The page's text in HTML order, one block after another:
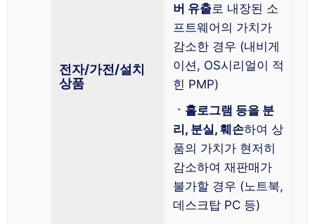
전자/가전/설치
상품
버 유출로 내장된 소
프트웨어의 가치가
감소한 경우 (내비게
이션, OS시리얼이 적
힌 PMP)
ㆍ홀로그램 등을 분
리, 분실, 훼손하여 상
품의 가치가 현저히
감소하여 재판매가
불가할 경우 (노트북,
데스크탑 PC 등)